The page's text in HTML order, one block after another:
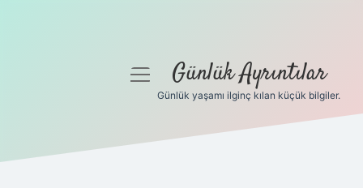
Gizlilik Politikası
menüyüGünlük Ayrıntılar
Günlük yaşamı ilginç kılan küçük bilgiler.